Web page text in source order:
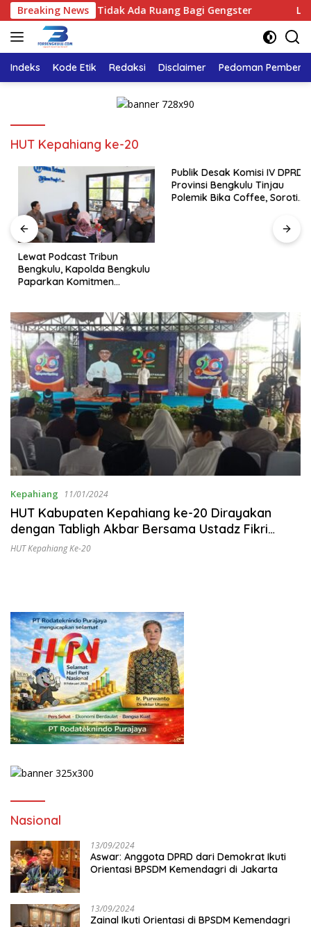
Langsung
ke
konten
Breaking News
Tegaskan : Tidak Ada Ruang Bagi Gengster Lewat
Indeks Kode Etik Redaksi Disclaimer Pedoman
HUT Kepahiang ke-20
Lewat Podcast Tribun
Bengkulu, Kapolda Bengkulu
Paparkan Komitmen
Publik Desak Komisi IV DPRD
Provinsi Bengkulu Tinjau
Polemik Bika Coffee, Soroti
Kepahiang 11/01/2024
HUT Kabupaten Kepahiang ke-20 Dirayakan
dengan Tabligh Akbar Bersama Ustadz Fikri
Haikal MZ
HUT Kepahiang Ke-20
Nasional
13/09/2024
Aswar: Anggota DPRD dari Demokrat Ikuti
Orientasi BPSDM Kemendagri di Jakarta
13/09/2024
Zainal Ikuti Orientasi di BPSDM Kemendagri